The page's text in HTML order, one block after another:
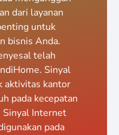
dari layanan
untuk
bisnis Anda.
telah
Sinyal
aktivitas kantor
pada kecepatan
Sinyal Internet
pada